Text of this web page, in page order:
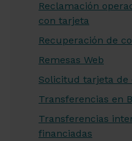
Reclamación
con tarjeta
Recuperación de
Remesas Web
Solicitud tarjeta de
Transferencias en
Transferencias
financiadas